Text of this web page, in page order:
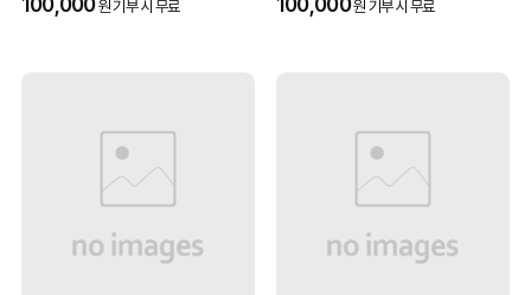
원 기부 시 무료 원 기부 시 무료